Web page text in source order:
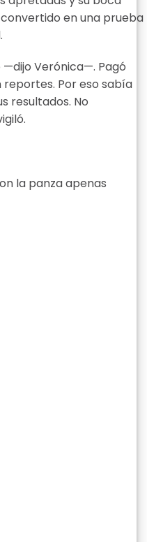
en una prueba
Verónica—. Pagó
Por eso sabía
resultados. No
la panza apenas